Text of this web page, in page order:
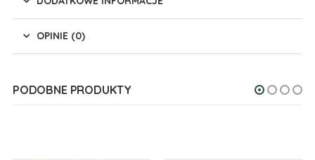
OPINIE (0)
PODOBNE PRODUKTY